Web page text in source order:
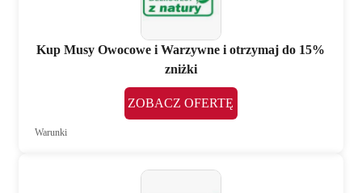
Kup Musy Owocowe i Warzywne i otrzymaj do 15%
zniżki
ZOBACZ OFERTĘ
Warunki